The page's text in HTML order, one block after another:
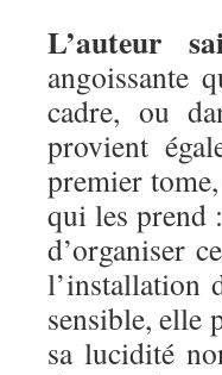
L’auteur
angoissante
cadre, ou
provient
premier
qui les prend
d’organiser
l’installation
sensible, elle
sa lucidité